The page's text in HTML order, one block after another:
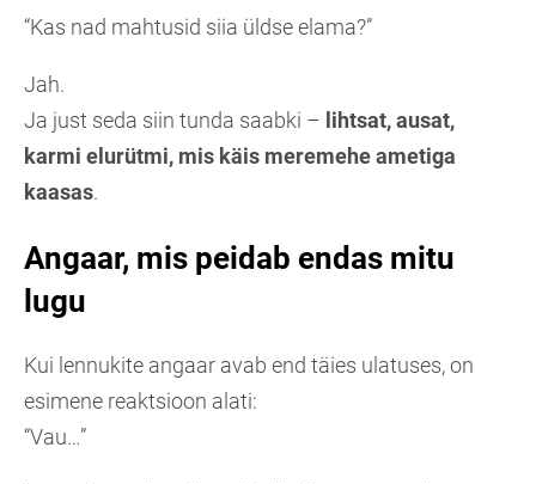
“Kas nad mahtusid siia üldse elama?”
Jah.
Ja just seda siin tunda saabki – lihtsat, ausat,
karmi elurütmi, mis käis meremehe ametiga
kaasas.
Angaar, mis peidab endas mitu
lugu
Kui lennukite angaar avab end täies ulatuses, on
esimene reaktsioon alati:
“Vau…”